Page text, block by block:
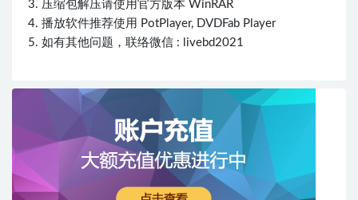
3. 压缩包解压请使用官方版本 WinRAR
4. 播放软件推荐使用 PotPlayer, DVDFab Player
5. 如有其他问题，联络微信 : livebd2021